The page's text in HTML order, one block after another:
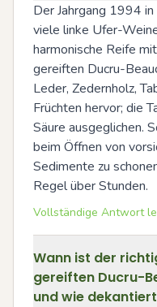
Der Jahrgang 1994
viele linke Ufer-
harmonische Reife
gereiften Ducru-
Leder, Zedernholz,
Früchten hervor; die
Säure ausgeglichen.
beim Öffnen von
Sedimente zu
Regel über Stunden.
Vollständige Antwort
Wann ist der
gereiften Ducru-
und wie